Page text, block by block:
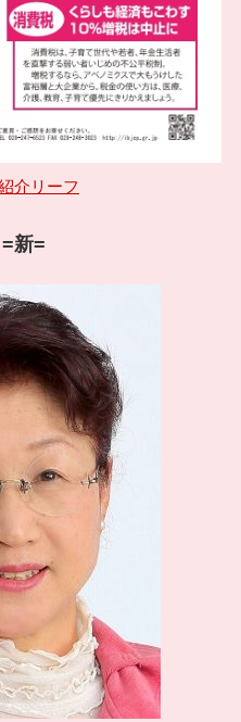
介リーフ
新=